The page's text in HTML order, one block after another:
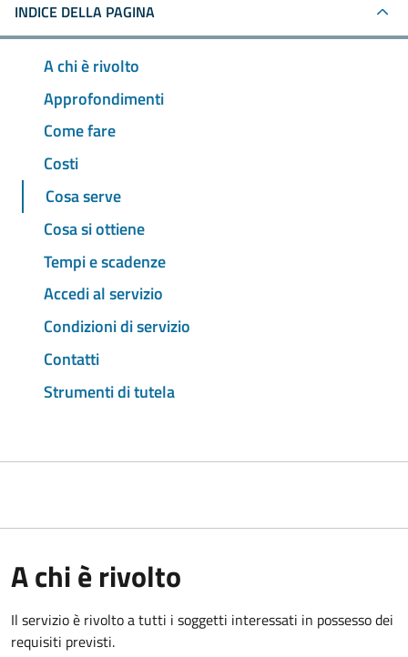
INDICE DELLA PAGINA
A chi è rivolto
Approfondimenti
Come fare
Costi
Cosa serve
Cosa si ottiene
Tempi e scadenze
Accedi al servizio
Condizioni di servizio
Contatti
Strumenti di tutela
A chi è rivolto
Il servizio è rivolto a tutti i soggetti interessati in possesso dei
requisiti previsti.